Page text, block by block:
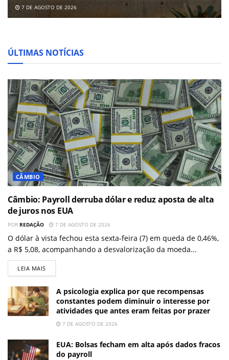
7 DE AGOSTO DE 2026
ÚLTIMAS NOTÍCIAS
CÂMBIO
Câmbio: Payroll derruba dólar e reduz aposta de alta
de juros nos EUA
POR REDAÇÃO 7 DE AGOSTO DE 2026
O dólar à vista fechou esta sexta-feira (7) em queda de 0,46%,
a R$ 5,08, acompanhando a desvalorização da moeda...
LEIA MAIS
A psicologia explica por que recompensas
constantes podem diminuir o interesse por
atividades que antes eram feitas por prazer
7 DE AGOSTO DE 2026
EUA: Bolsas fecham em alta após dados fracos
do payroll